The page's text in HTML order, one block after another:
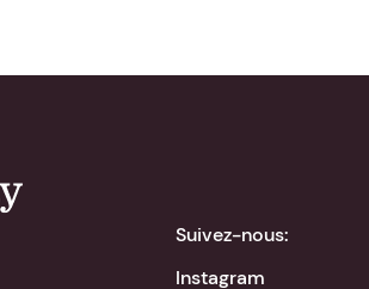
Suivez-nous:
Instagram